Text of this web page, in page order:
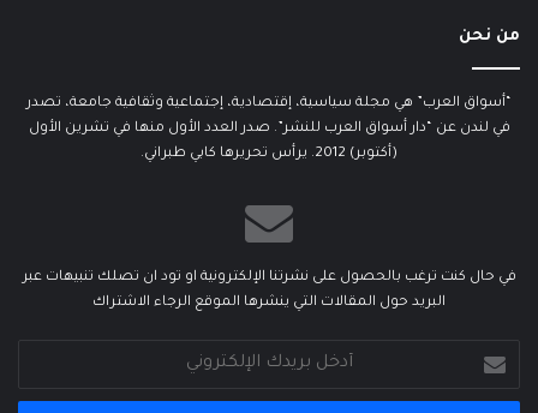
من نحن
“أسواق العرب” هي مجلة سياسية، إقتصادية، إجتماعية وثقافية جامعة، تصدر
في لندن عن “دار أسواق العرب للنشر”. صدر العدد الأول منها في تشرين الأول
(أكتوبر) 2012. يرأس تحريرها كابي طبراني.
في حال كنت ترغب بالحصول على نشرتنا الإلكترونية او تود ان تصلك تنبيهات عبر
البريد حول المقالات التي ينشرها الموقع الرجاء الاشتراك
بريدك
الإلكتروني